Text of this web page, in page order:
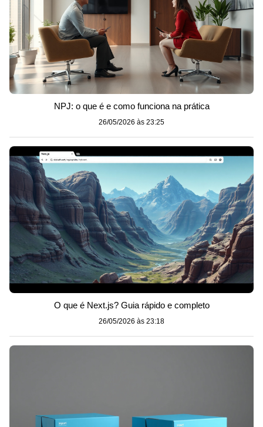
NPJ: o que é e como funciona na prática
26/05/2026 às 23:25
O que é Next.js? Guia rápido e completo
26/05/2026 às 23:18